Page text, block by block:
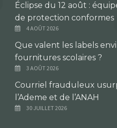
Éclipse du 12 août :
de protection conformes
4 AOÛT 2026
Que valent les labels
fournitures scolaires ?
3 AOÛT 2026
Courriel frauduleux
l’Ademe et de l’ANAH
30 JUILLET 2026